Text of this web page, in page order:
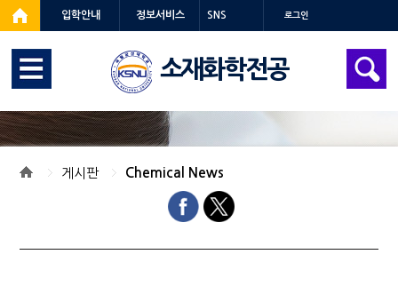
입학안내 정보서비스 SNS 로그인
소재화학전공
게시판 Chemical News